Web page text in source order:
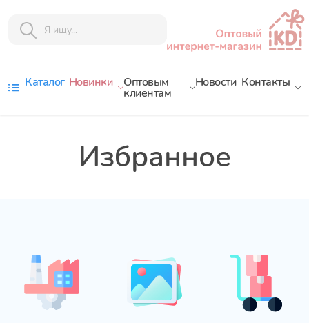
Каталог Новинки Оптовым
клиентам
Новости Контакты
Избранное